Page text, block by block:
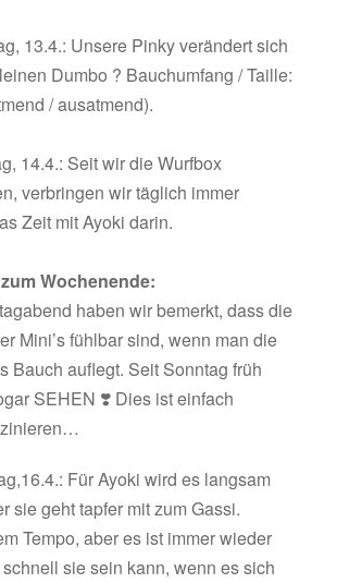
13.4.: Unsere Pinky verändert sich
Dumbo ? Bauchumfang / Taille:
/ ausatmend).
14.4.: Seit wir die Wurfbox
verbringen wir täglich immer
Zeit mit Ayoki darin.
Wochenende:
haben wir bemerkt, dass die
Mini’s fühlbar sind, wenn man die
Bauch auflegt. Seit Sonntag früh
SEHEN ❣️ Dies ist einfach
Für Ayoki wird es langsam
sie geht tapfer mit zum Gassi.
Tempo, aber es ist immer wieder
sie sein kann, wenn es sich